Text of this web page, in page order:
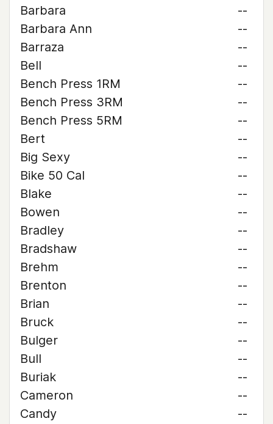
Barbara
--
Barbara Ann
--
Barraza
--
Bell
--
Bench Press 1RM
--
Bench Press 3RM
--
Bench Press 5RM
--
Bert
--
Big Sexy
--
Bike 50 Cal
--
Blake
--
Bowen
--
Bradley
--
Bradshaw
--
Brehm
--
Brenton
--
Brian
--
Bruck
--
Bulger
--
Bull
--
Buriak
--
Cameron
--
Candy
--